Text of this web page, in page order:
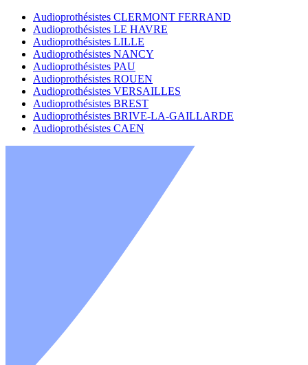
Audioprothésistes CLERMONT FERRAND
Audioprothésistes LE HAVRE
Audioprothésistes LILLE
Audioprothésistes NANCY
Audioprothésistes PAU
Audioprothésistes ROUEN
Audioprothésistes VERSAILLES
Audioprothésistes BREST
Audioprothésistes BRIVE-LA-GAILLARDE
Audioprothésistes CAEN